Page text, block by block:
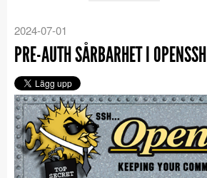
2024-07-01
PRE-AUTH SÅRBARHET I OPENSSH